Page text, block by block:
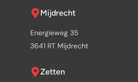
Mijdrecht
Energieweg 35
3641 RT Mijdrecht
Zetten